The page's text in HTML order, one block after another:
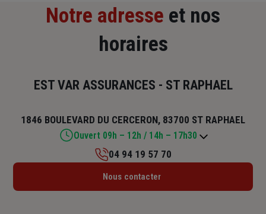
Notre adresse et nos
horaires
EST VAR ASSURANCES - ST RAPHAEL
1846 BOULEVARD DU CERCERON, 83700 ST RAPHAEL
Ouvert 09h – 12h / 14h – 17h30
Lundi : 09h – 12h / 14h – 17h30
04 94 19 57 70
Nous contacter